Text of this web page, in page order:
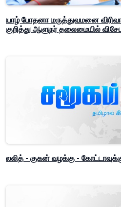
யாழ் போதனா மருத்துவமனை
குறித்து ஆளுநர் தலைமையில்
லலித் - குகன் வழக்கு -